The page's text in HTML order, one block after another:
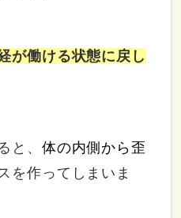
が働ける状態に戻し
と、 体の内側から歪
を作ってしまいま